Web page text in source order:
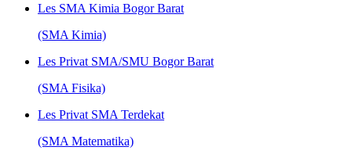
Les SMA Kimia Bogor Barat
(SMA Kimia)
Les Privat SMA/SMU Bogor Barat
(SMA Fisika)
Les Privat SMA Terdekat
(SMA Matematika)